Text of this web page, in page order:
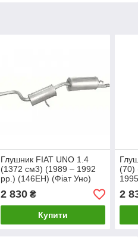
Глушник FIAT UNO 1.4
(1372 см3) (1989 – 1992
рр.) (146EH) (Фіат Уно)
2 830₴
Купити
(70)
2